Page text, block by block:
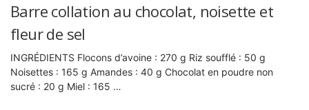
Barre collation au chocolat, noisette et
fleur de sel
INGRÉDIENTS Flocons d’avoine : 270 g Riz soufflé : 50 g
Noisettes : 165 g Amandes : 40 g Chocolat en poudre non
sucré : 20 g Miel : 165 …